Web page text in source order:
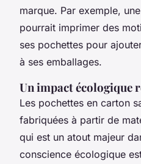
marque. Par exemple,
pourrait imprimer des
ses pochettes pour
à ses emballages.
Un impact écologique
Les pochettes en carton
fabriquées à partir de
qui est un atout majeur
conscience écologique